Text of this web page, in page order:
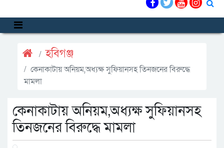
হবিগঞ্জ
কেনাকাটায় অনিয়ম,অধ্যক্ষ সুফিয়ানসহ তিনজনের বিরুদ্ধে
মামলা
কেনাকাটায় অনিয়ম,অধ্যক্ষ সুফিয়ানসহ
তিনজনের বিরুদ্ধে মামলা